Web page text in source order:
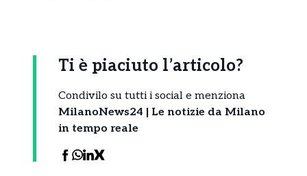
Ti è piaciuto l’articolo?
Condivilo su tutti i social e menziona
MilanoNews24 | Le notizie da Milano
in tempo reale